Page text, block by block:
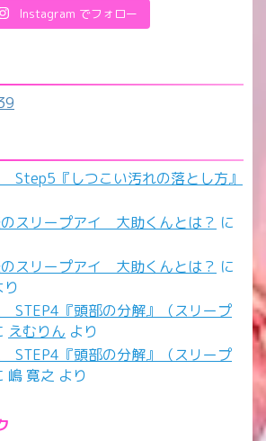
Instagram でフォロー
Step5『しつこい汚れの落とし方』
スリープアイ 大助くんとは？ に
スリープアイ 大助くんとは？ に
り
STEP4『頭部の分解』（スリープ
えむりん より
STEP4『頭部の分解』（スリープ
嶋 寛之 より